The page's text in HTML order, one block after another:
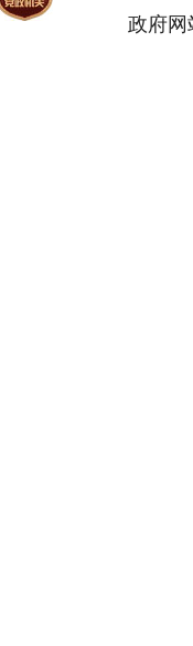
政府网